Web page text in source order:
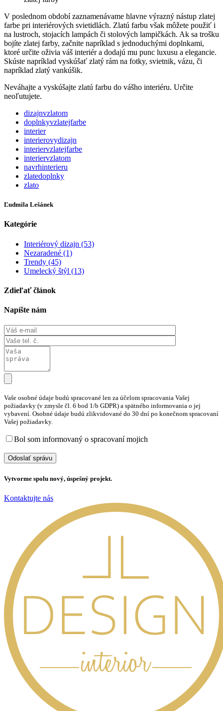
V poslednom období zaznamenávame hlavne výrazný nástup zlatej
farbe pri interiérových svietidlách. Zlatú farbu však môžete použiť i
na lustroch, stojacích lampách či stolových lampičkách. Ak sa trošku
bojíte zlatej farby, začnite napríklad s jednoduchými doplnkami,
ktoré určite oživia váš interiér a dodajú mu punc luxusu a elegancie.
Skúste napríklad vyskúšať zlatý rám na fotky, svietnik, vázu, či
napríklad zlatý vankúšik.
Neváhajte a vyskúšajte zlatú farbu do vášho interiéru. Určite
neoľutujete.
dizajnvzlatom
doplnkyvzlatejfarbe
interier
interierovydizajn
interiervzlatejfarbe
interiervzlatom
navrhinterieru
zlatedoplnky
zlato
Ľudmila Lešánek
Kategórie
Interiérový dizajn (53)
Nezaradené (1)
Trendy (45)
Umelecký štýl (13)
Zdieľať článok
Napíšte nám
Vaše osobné údaje budú spracované len za účelom spracovania Vašej
požiadavky (v zmysle čl. 6 bod 1/b GDPR) a spätného informovania o jej
vybavení. Osobné údaje budú zlikvidované do 30 dní po konečnom spracovaní
Vašej požiadavky.
Bol som informovaný o spracovaní mojich
Vytvorme spolu nový, úspešný projekt.
Kontaktujte nás